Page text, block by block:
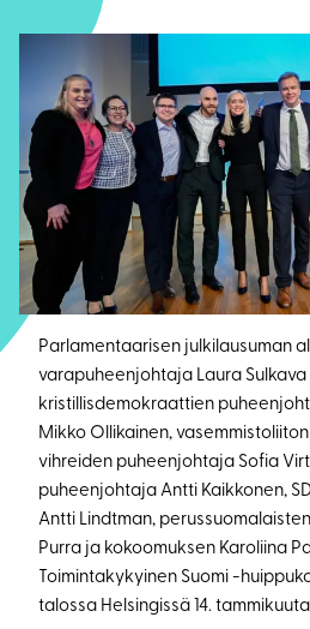
Parlamentaarisen julkilausuman
varapuheenjohtaja Laura Sulkava
kristillisdemokraattien
Mikko Ollikainen,
vihreiden puheenjohtaja Sofia
puheenjohtaja Antti Kaikkonen,
Antti Lindtman,
Purra ja kokoomuksen Karoliina
Toimintakykyinen Suomi -
talossa Helsingissä 14.